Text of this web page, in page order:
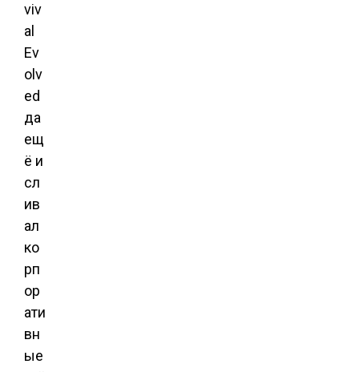
viv
al
Ev
olv
ed
да
ещ
ё и
сл
ив
ал
ко
рп
ор
ати
вн
ые